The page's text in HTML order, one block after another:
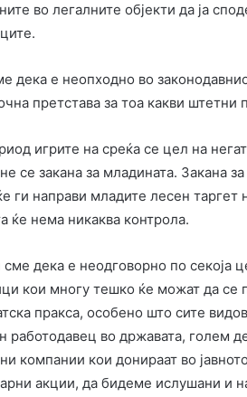
во легалните објекти да ја
дека е неопходно во
претстава за тоа какви штетни
игрите на среќа се цел на
се закана за младината. Закана
ги направи младите лесен
ќе нема никаква контрола.
дека е неодговорно по секоја
кои многу тешко ќе можат да се
пракса, особено што сите
работодавец во државата, голем
компании кои донираат во
акции, да бидеме ислушани и